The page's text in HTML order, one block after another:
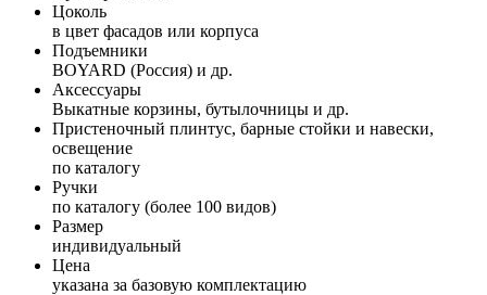
Цоколь
в цвет фасадов или корпуса
Подъемники
BOYARD (Россия) и др.
Аксессуары
Выкатные корзины, бутылочницы и др.
Пристеночный плинтус, барные стойки и навески,
освещение
по каталогу
Ручки
по каталогу (более 100 видов)
Размер
индивидуальный
Цена
указана за базовую комплектацию